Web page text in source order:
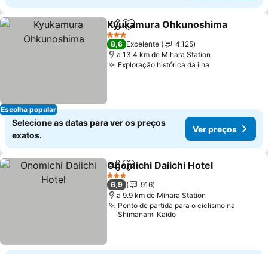
Escolha popular
PartilharAdicionar aos favoritos
Kyukamura Ohkunoshima
3 Estrelas
8,6 Excelente
4.125
a 13.4 km de Mihara Station
Exploração histórica da ilha
Selecione as datas para ver os preços
exatos.
Ver preços
PartilharAdicionar aos favoritos
Onomichi Daiichi Hotel
3 Estrelas
6,9
916
a 9.9 km de Mihara Station
Ponto de partida para o ciclismo na
Shimanami Kaido